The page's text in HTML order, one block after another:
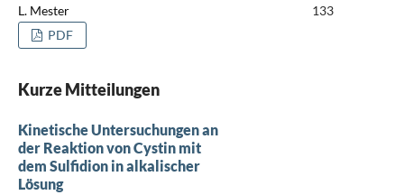
L. Mester
133
PDF
Kurze Mitteilungen
Kinetische Untersuchungen an
der Reaktion von Cystin mit
dem Sulfidion in alkalischer
Lösung